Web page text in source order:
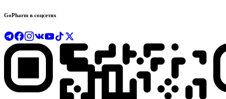
GoPharm в соцсетях